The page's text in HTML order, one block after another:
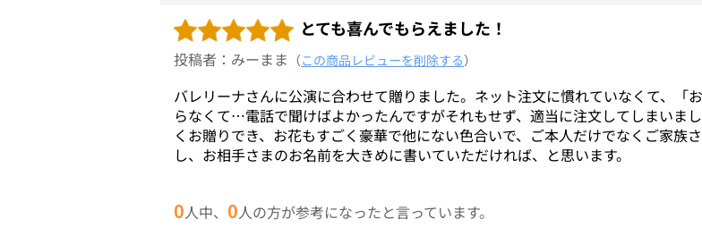
とても喜んでもらえました！
投稿者：みーまま （この商品レビューを削除する）
バレリーナさんに公演に合わせて贈りました。ネット注文に慣れていなくて、「
らなくて…電話で聞けばよかったんですがそれもせず、適当に注文してしまいま
くお贈りでき、お花もすごく豪華で他にない色合いで、ご本人だけでなくご家族
し、お相手さまのお名前を大きめに書いていただければ、と思います。
0人中、 0人の方が参考になったと言っています。